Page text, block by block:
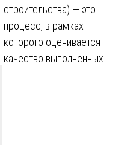
строительства) — это
процесс, в рамках
которого оценивается
качество выполненных…